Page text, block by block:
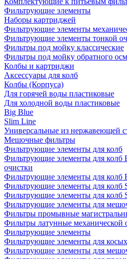
Фильтрующие элементы
Наборы картриджей
Фильтрующие элементы
Фильтрующие элементы тонкой
Фильтры под мойку классические
Фильтры под мойку обратного
Колбы и картриджи
Аксессуары для колб
Колбы (Корпуса)
Для горячей воды пластиковые
Для холодной воды пластиковые
Big Blue
Slim Line
Универсальные из нержавеющей
Мешочные фильтры
Фильтрующие элементы для колб
Фильтрующие элементы для колб
очистки
Фильтрующие элементы для колб
Фильтрующие элементы для колб
Фильтрующие элементы для колб
Фильтрующие элементы для
Фильтры промывные
Фильтры латунные механической
Фильтрующие элементы
Фильтрующие элементы для
Фильтрующие элементы для